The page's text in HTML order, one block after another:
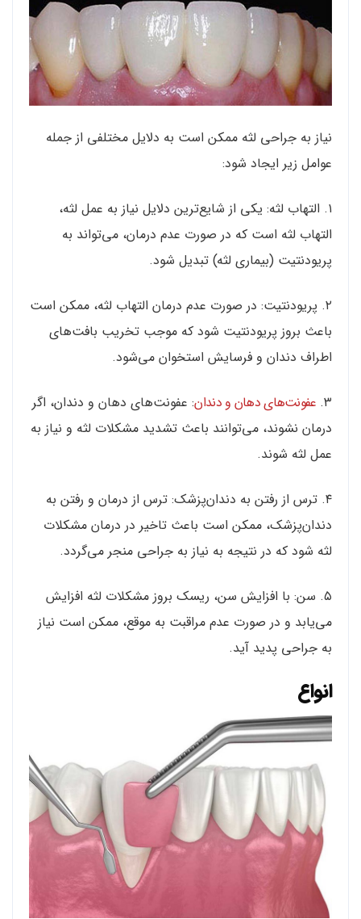
نیاز به جراحی لثه ممکن است به دلایل مختلفی از جمله
عوامل زیر ایجاد شود:
۱. التهاب لثه: یکی از شایع‌ترین دلایل نیاز به عمل لثه،
التهاب لثه است که در صورت عدم درمان، می‌تواند به
پریودنتیت (بیماری لثه) تبدیل شود.
۲. پریودنتیت: در صورت عدم درمان التهاب لثه، ممکن است
باعث بروز پریودنتیت شود که موجب تخریب بافت‌های
اطراف دندان و فرسایش استخوان می‌شود.
۳. عفونت‌های دهان و دندان: عفونت‌های دهان و دندان، اگر
درمان نشوند، می‌توانند باعث تشدید مشکلات لثه و نیاز به
عمل لثه شوند.
۴. ترس از رفتن به دندان‌پزشک: ترس از درمان و رفتن به
دندان‌پزشک، ممکن است باعث تاخیر در درمان مشکلات
لثه شود که در نتیجه به نیاز به جراحی منجر می‌گردد.
۵. سن: با افزایش سن، ریسک بروز مشکلات لثه افزایش
می‌یابد و در صورت عدم مراقبت به موقع، ممکن است نیاز
به جراحی پدید آید.
انواع